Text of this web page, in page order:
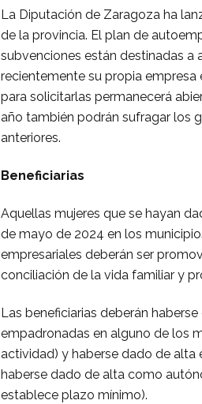
La Diputación de Zaragoza ha
de la provincia. El plan de
subvenciones están destinadas a
recientemente su propia
para solicitarlas permanecerá
año también podrán sufragar los
anteriores.
Beneficiarias
Aquellas mujeres que se hayan
de mayo de 2024 en los
empresariales deberán ser
conciliación de la vida familiar y
Las beneficiarias deberán
empadronadas en alguno de los
actividad) y haberse dado de alta
haberse dado de alta como
establece plazo mínimo).